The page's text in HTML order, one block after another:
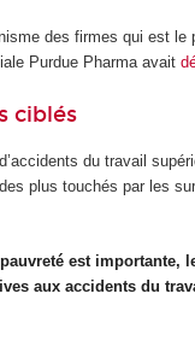
des firmes qui est
Purdue Pharma avait
ciblés
du travail
plus touchés par les
est
aux accidents du